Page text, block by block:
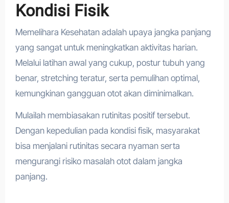
Kondisi Fisik
Memelihara Kesehatan adalah upaya jangka panjang
yang sangat untuk meningkatkan aktivitas harian.
Melalui latihan awal yang cukup, postur tubuh yang
benar, stretching teratur, serta pemulihan optimal,
kemungkinan gangguan otot akan diminimalkan.
Mulailah membiasakan rutinitas positif tersebut.
Dengan kepedulian pada kondisi fisik, masyarakat
bisa menjalani rutinitas secara nyaman serta
mengurangi risiko masalah otot dalam jangka
panjang.